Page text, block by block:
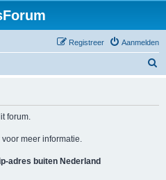
Aanmelden
Registreer
forum.
voor meer informatie.
adres buiten Nederland